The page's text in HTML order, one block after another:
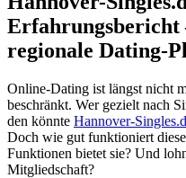
Erfahrungsbericht
regionale Dating-
Online-Dating ist längst nicht
beschränkt. Wer gezielt nach
den könnte Hannover-
Doch wie gut funktioniert
Funktionen bietet sie? Und
Mitgliedschaft?